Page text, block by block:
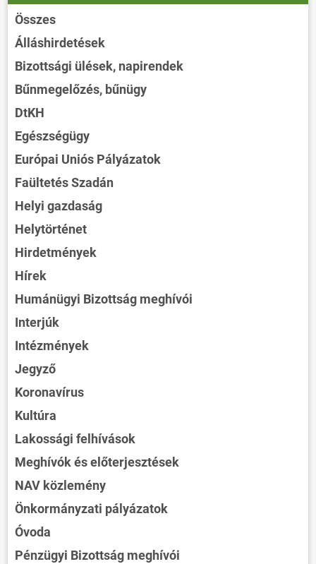
Összes
Álláshirdetések
Bizottsági ülések, napirendek
Bűnmegelőzés, bűnügy
DtKH
Egészségügy
Európai Uniós Pályázatok
Faültetés Szadán
Helyi gazdaság
Helytörténet
Hirdetmények
Hírek
Humánügyi Bizottság meghívói
Interjúk
Intézmények
Jegyző
Koronavírus
Kultúra
Lakossági felhívások
Meghívók és előterjesztések
NAV közlemény
Önkormányzati pályázatok
Óvoda
Pénzügyi Bizottság meghívói